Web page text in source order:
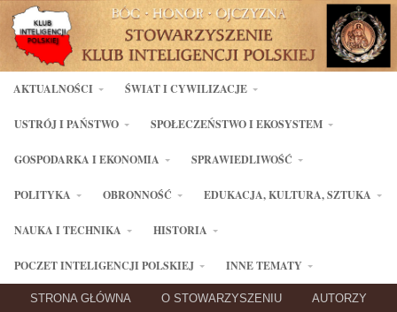
AKTUALNOŚCI ŚWIAT I CYWILIZACJE
USTRÓJ I PAŃSTWO SPOŁECZEŃSTWO I EKOSYSTEM
GOSPODARKA I EKONOMIA SPRAWIEDLIWOŚĆ
POLITYKA OBRONNOŚĆ EDUKACJA, KULTURA, SZTUKA
NAUKA I TECHNIKA HISTORIA
POCZET INTELIGENCJI POLSKIEJ INNE TEMATY
STRONA GŁÓWNA O STOWARZYSZENIU AUTORZY